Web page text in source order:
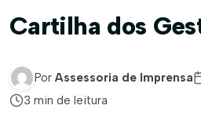
Cartilha dos
Por Assessoria de Imprensa
3 min de leitura